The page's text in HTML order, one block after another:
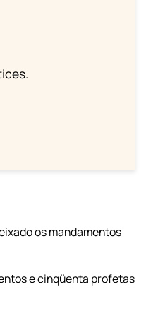
os mandamentos
e cinqüenta profetas